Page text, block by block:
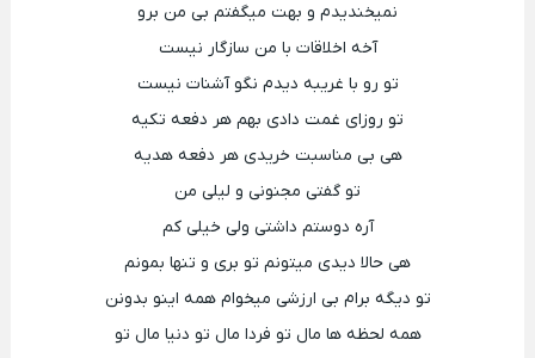
نمیخندیدم و بهت میگفتم بی من برو
آخه اخلاقات با من سازگار نیست
تو رو با غریبه دیدم نگو آشنات نیست
تو روزای غمت دادی بهم هر دفعه تکیه
هی بی مناسبت خریدی هر دفعه هدیه
تو گفتی مجنونی و لیلی من
آره دوستم داشتی ولی خیلی کم
هی حالا دیدی میتونم تو بری و تنها بمونم
تو دیگه برام بی ارزشی میخوام همه اینو بدونن
همه لحظه ها مال تو فردا مال تو دنیا مال تو